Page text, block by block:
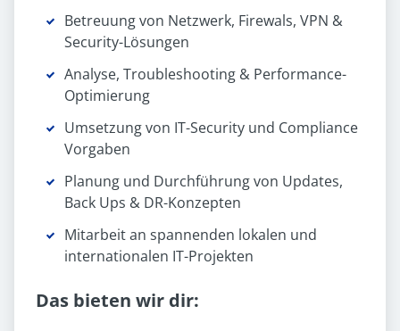
Betreuung von Netzwerk, Firewals, VPN &
Security-Lösungen
Analyse, Troubleshooting & Performance-
Optimierung
Umsetzung von IT-Security und Compliance
Vorgaben
Planung und Durchführung von Updates,
Back Ups & DR-Konzepten
Mitarbeit an spannenden lokalen und
internationalen IT-Projekten
Das bieten wir dir: